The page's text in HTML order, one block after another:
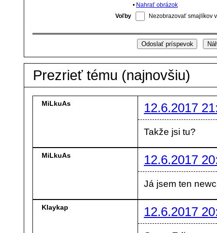
• Nahrať obrázok
Voľby
Nezobrazovať smajlíkov
Prezrieť tému (najnovšiu)
MiLkuAs 12.6.2017
Takže jsi tu?
MiLkuAs 12.6.2017
Já jsem ten
Klaykap 12.6.2017